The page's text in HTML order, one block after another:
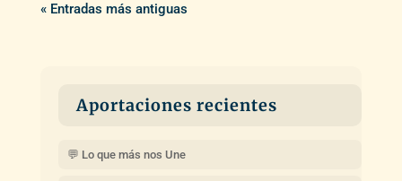
« Entradas más antiguas
Aportaciones recientes
💬 Lo que más nos Une